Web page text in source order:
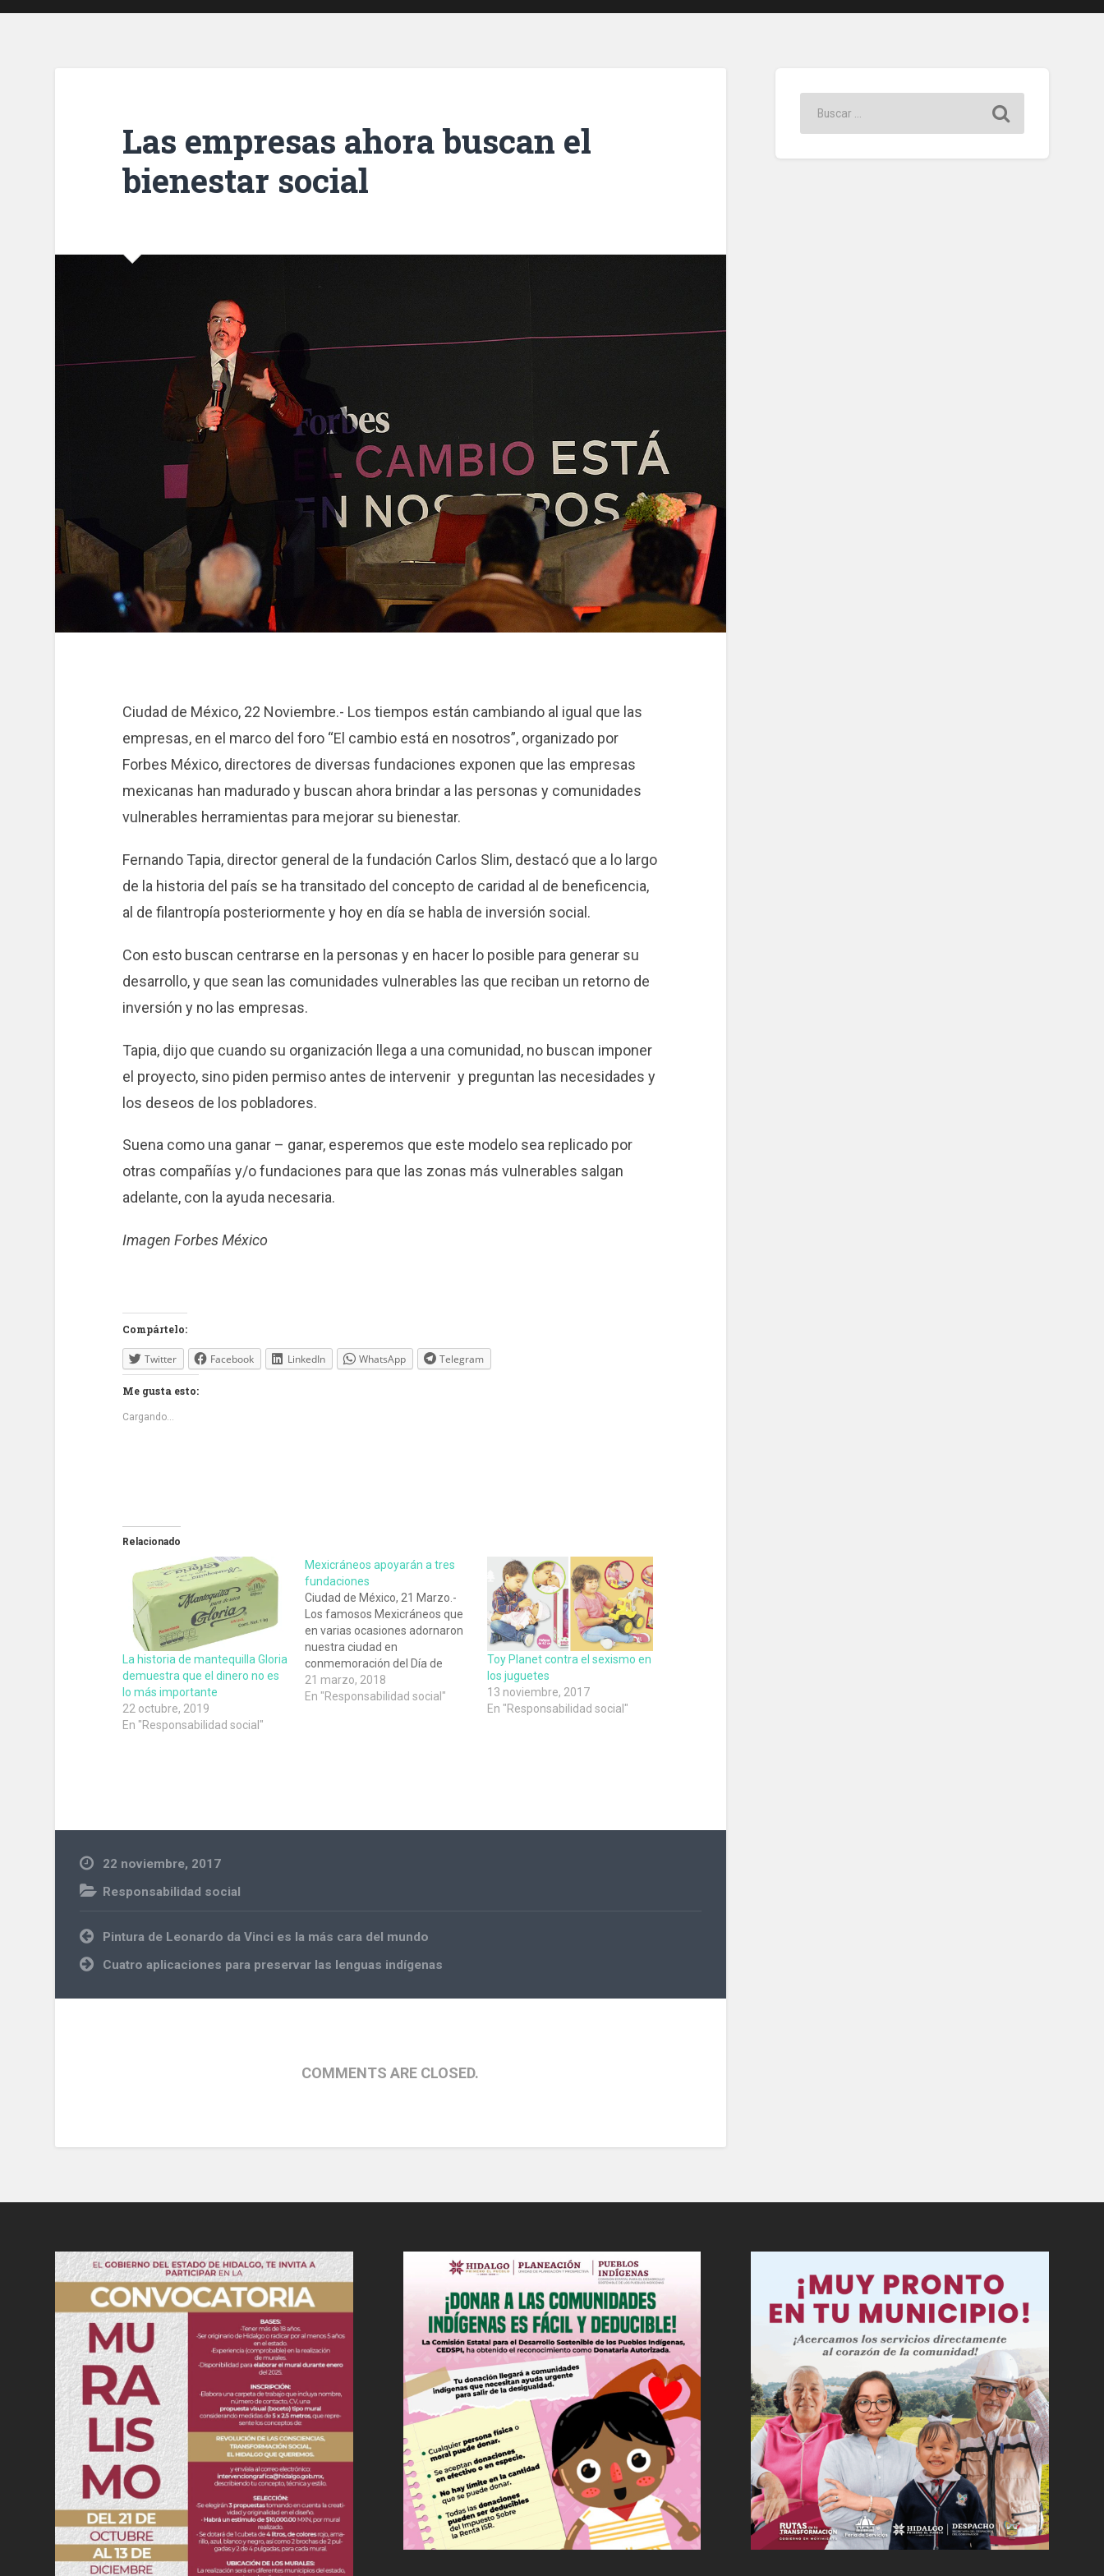
Las empresas ahora buscan el
bienestar social
Ciudad de México, 22 Noviembre.- Los tiempos están cambiando al igual que las
empresas, en el marco del foro “El cambio está en nosotros”, organizado por
Forbes México, directores de diversas fundaciones exponen que las empresas
mexicanas han madurado y buscan ahora brindar a las personas y comunidades
vulnerables herramientas para mejorar su bienestar.
Fernando Tapia, director general de la fundación Carlos Slim, destacó que a lo largo
de la historia del país se ha transitado del concepto de caridad al de beneficencia,
al de filantropía posteriormente y hoy en día se habla de inversión social.
Con esto buscan centrarse en la personas y en hacer lo posible para generar su
desarrollo, y que sean las comunidades vulnerables las que reciban un retorno de
inversión y no las empresas.
Tapia, dijo que cuando su organización llega a una comunidad, no buscan imponer
el proyecto, sino piden permiso antes de intervenir y preguntan las necesidades y
los deseos de los pobladores.
Suena como una ganar – ganar, esperemos que este modelo sea replicado por
otras compañías y/o fundaciones para que las zonas más vulnerables salgan
adelante, con la ayuda necesaria.
Imagen Forbes México
Compártelo:
Twitter Facebook LinkedIn WhatsApp Telegram
Me gusta esto:
Cargando...
Relacionado
La historia de mantequilla Gloria
demuestra que el dinero no es
lo más importante
22 octubre, 2019
En "Responsabilidad social"
Mexicráneos apoyarán a tres
fundaciones
Ciudad de México, 21 Marzo.-
Los famosos Mexicráneos que
en varias ocasiones adornaron
nuestra ciudad en
conmemoración del Día de
Muertos, hoy han decidido
aportar un granito de arena
21 marzo, 2018
En "Responsabilidad social"
Toy Planet contra el sexismo en
los juguetes
13 noviembre, 2017
En "Responsabilidad social"
22 noviembre, 2017
Responsabilidad social
Navegación
de
entradas
Pintura de Leonardo da Vinci es la más cara del mundo
Cuatro aplicaciones para preservar las lenguas indígenas
COMMENTS ARE CLOSED.